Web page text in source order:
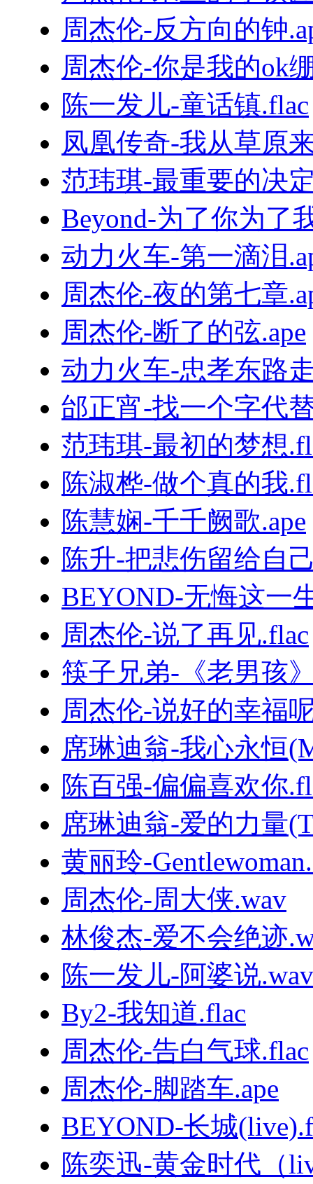
周杰伦-反方向的钟
周杰伦-你是我的ok
陈一发儿-童话镇.flac
凤凰传奇-我从草原
范玮琪-最重要的决
Beyond-为了你为了
动力火车-第一滴泪
周杰伦-夜的第七章
周杰伦-断了的弦.ape
动力火车-忠孝东路
邰正宵-找一个字代
范玮琪-最初的梦想
陈淑桦-做个真的我
陈慧娴-千千阙歌.ape
陈升-把悲伤留给自
BEYOND-无悔这一
周杰伦-说了再见.flac
筷子兄弟-《老男孩
周杰伦-说好的幸福
席琳迪翁-我心永恒
陈百强-偏偏喜欢你
席琳迪翁-爱的力量
黄丽玲-
周杰伦-周大侠.wav
林俊杰-爱不会绝迹
陈一发儿-阿婆说.wav
By2-我知道.flac
周杰伦-告白气球.flac
周杰伦-脚踏车.ape
BEYOND-长城
陈奕迅-黄金时代（